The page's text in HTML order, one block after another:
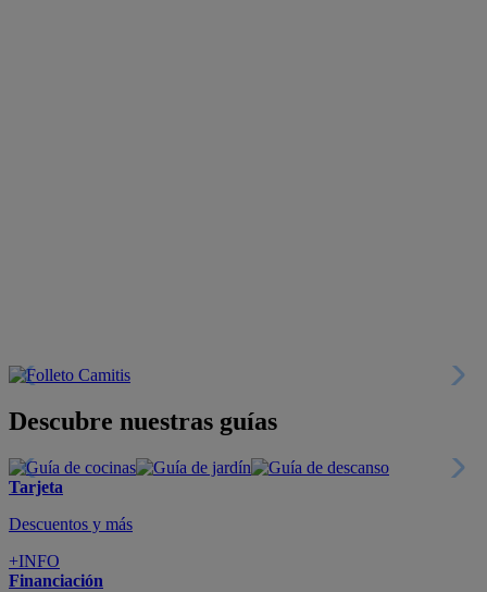
Descubre nuestras guías
Tarjeta
Descuentos y más
+INFO
Financiación